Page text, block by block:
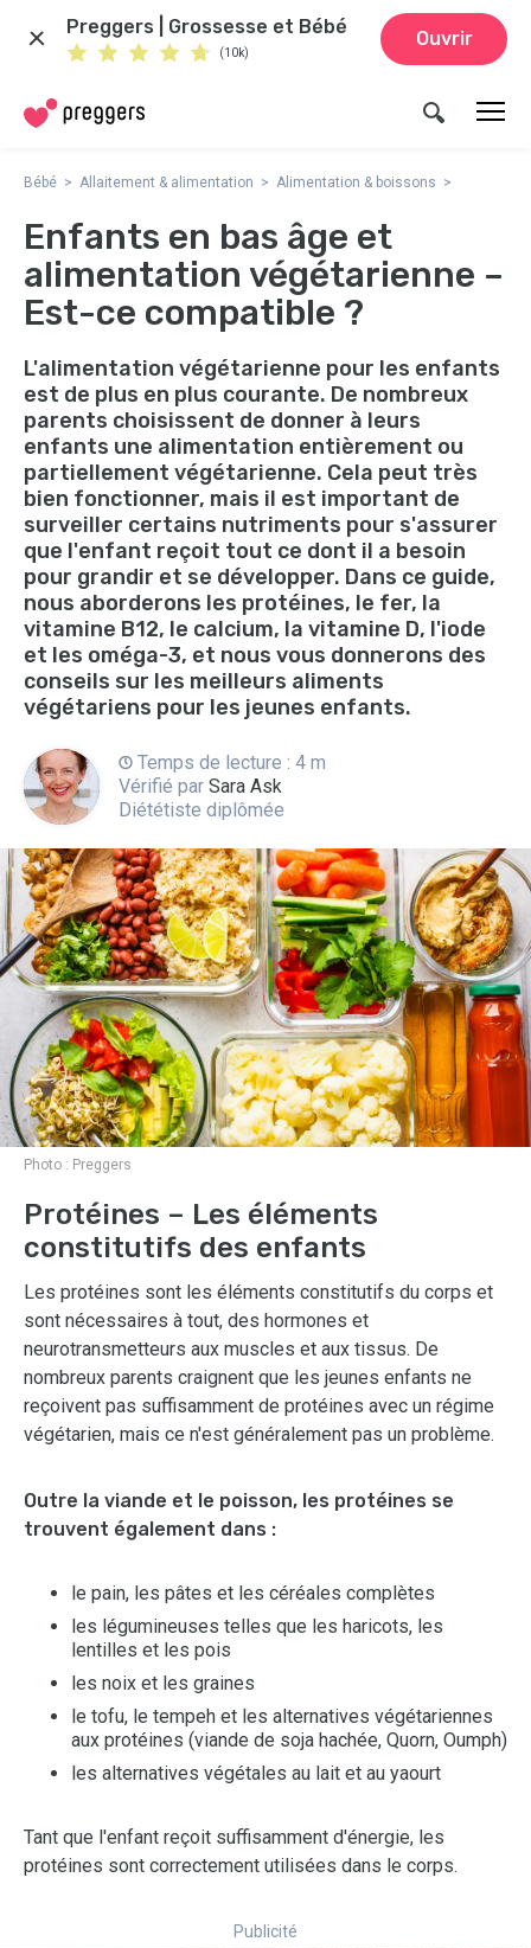
Preggers | Grossesse et Bébé
(10k)
Ouvrir
Bébé Allaitement & alimentation Alimentation & boissons
Enfants en bas âge et
alimentation végétarienne –
Est-ce compatible ?
L'alimentation végétarienne pour les enfants
est de plus en plus courante. De nombreux
parents choisissent de donner à leurs
enfants une alimentation entièrement ou
partiellement végétarienne. Cela peut très
bien fonctionner, mais il est important de
surveiller certains nutriments pour s'assurer
que l'enfant reçoit tout ce dont il a besoin
pour grandir et se développer. Dans ce guide,
nous aborderons les protéines, le fer, la
vitamine B12, le calcium, la vitamine D, l'iode
et les oméga-3, et nous vous donnerons des
conseils sur les meilleurs aliments
végétariens pour les jeunes enfants.
Temps de lecture : 4 m
Vérifié par Sara Ask
Diététiste diplômée
Photo : Preggers
Protéines – Les éléments
constitutifs des enfants
Les protéines sont les éléments constitutifs du corps et
sont nécessaires à tout, des hormones et
neurotransmetteurs aux muscles et aux tissus. De
nombreux parents craignent que les jeunes enfants ne
reçoivent pas suffisamment de protéines avec un régime
végétarien, mais ce n'est généralement pas un problème.
Outre la viande et le poisson, les protéines se
trouvent également dans :
le pain, les pâtes et les céréales complètes
les légumineuses telles que les haricots, les
lentilles et les pois
les noix et les graines
le tofu, le tempeh et les alternatives végétariennes
aux protéines (viande de soja hachée, Quorn, Oumph)
les alternatives végétales au lait et au yaourt
Tant que l'enfant reçoit suffisamment d'énergie, les
protéines sont correctement utilisées dans le corps.
Publicité